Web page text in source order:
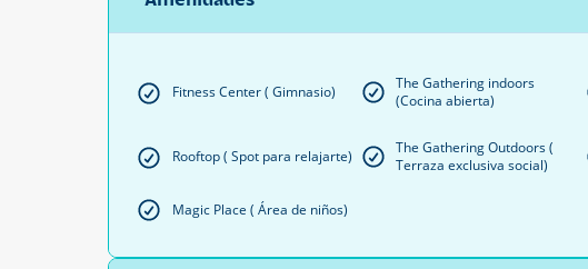
Fitness Center ( Gimnasio)
The Gathering indoors
(Cocina abierta)
Rooftop ( Spot para relajarte)
The Gathering Outdoors (
Terraza exclusiva social)
Magic Place ( Área de niños)